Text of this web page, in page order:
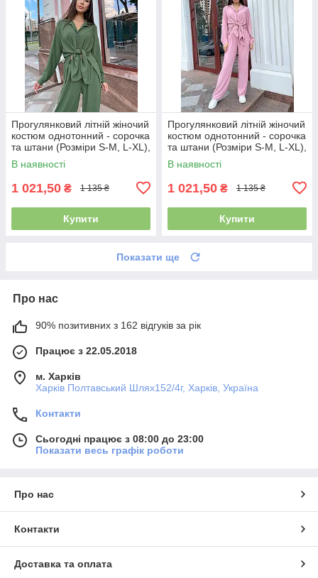
Прогулянковий літній жіночий
костюм однотонний - сорочка
та штани (Розміри S-M, L-XL),
Хакі
В наявності
1 021,50 ₴ 1 135 ₴
Купити
Прогулянковий літній жіночий
костюм однотонний - сорочка
та штани (Розміри S-M, L-XL),
Рожевий
В наявності
1 021,50 ₴ 1 135 ₴
Купити
Показати ще
Про нас
90% позитивних з 162 відгуків за рік
Працює з 22.05.2018
м. Харків
Харків Полтавський Шлях152/4г, Харків, Україна
Контакти
Сьогодні працює з 08:00 до 23:00
Показати весь графік роботи
Про нас
Контакти
Доставка та оплата